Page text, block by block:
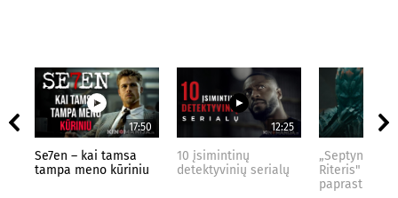
17:50
Se7en – kai tamsa
tampa meno kūriniu
12:25
10 įsimintinų
detektyvinių serialų
„Septynių
Riteris" – kai
paprastumas